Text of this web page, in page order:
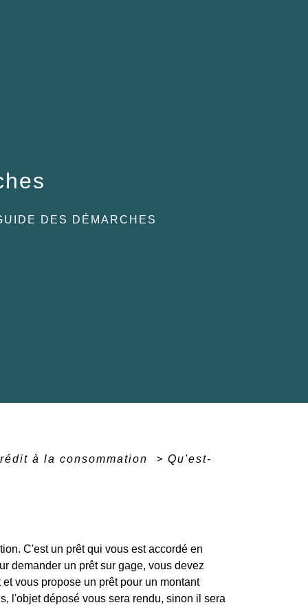
DES DÉMARCHES
à la consommation > Qu'est-
C'est un prêt qui vous est accordé en
demander un prêt sur gage, vous devez
vous propose un prêt pour un montant
l'objet déposé vous sera rendu, sinon il sera